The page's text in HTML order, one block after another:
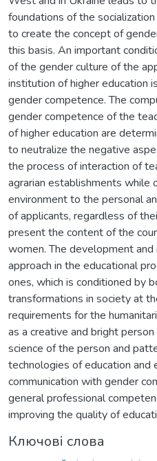
foundations of the
to create the concept of
this basis. An important
of the gender culture of the
institution of higher education
gender competence. The
gender competence of the
of higher education are
to neutralize the negative
the process of interaction of
agrarian establishments while
environment to the personal
of applicants, regardless of
present the content of the
women. The development
approach in the educational
ones, which is conditioned by
transformations in society at
requirements for the
as a creative and bright
science of the person and
technologies of education and
communication with gender
general professional
improving the quality of
Ключові слова